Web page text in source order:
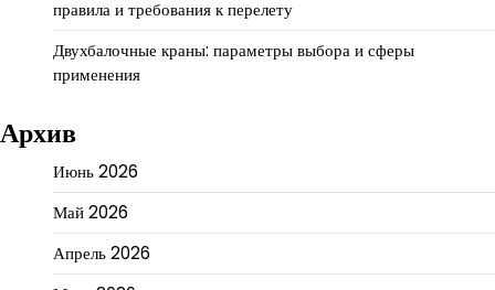
правила и требования к перелету
Двухбалочные краны: параметры выбора и сферы
применения
Архив
Июнь 2026
Май 2026
Апрель 2026